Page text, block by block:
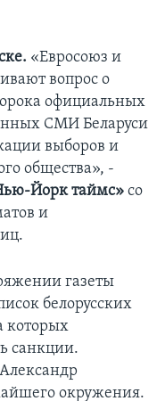
«Евросоюз и
вопрос о
официальных
СМИ Беларуси
выборов и
общества», -
Йорк таймс» со
и
газеты
белорусских
которых
санкции.
окружения.